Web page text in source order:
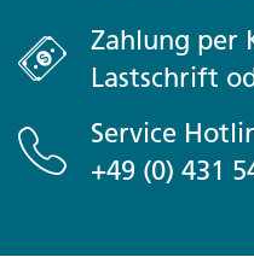
Zahlung per
Lastschrift
Service
+49 (0) 431